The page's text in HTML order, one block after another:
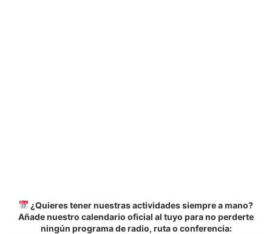
¿Quieres tener nuestras actividades siempre a mano?
Añade nuestro calendario oficial al tuyo para no perderte
ningún programa de radio, ruta o conferencia: